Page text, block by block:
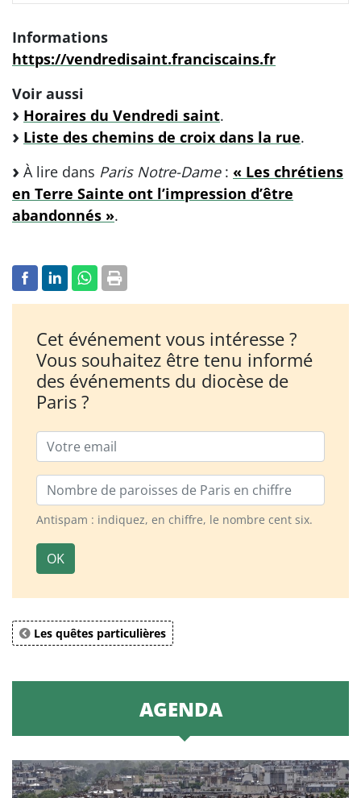
Informations
https://vendredisaint.franciscains.fr
Voir aussi
Horaires du Vendredi saint.
Liste des chemins de croix dans la rue.
À lire dans Paris Notre-Dame: « Les chrétiens
en Terre Sainte ont l’impression d’être
abandonnés ».
Cet événement vous intéresse ?
Vous souhaitez être tenu informé
des événements du diocèse de
Paris ?
Email
Nombre de paroisses
Antispam : indiquez, en chiffre, le nombre cent six.
OK
Les quêtes particulières
AGENDA